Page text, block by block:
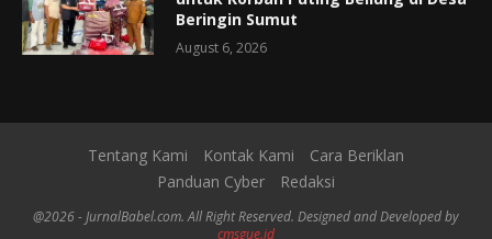
Beringin Sumut
August 6, 2026
Tentang Kami Kontak Kami
Cara Beriklan
Panduan Cyber
Redaksi
@2026 - JurnalBabel.com. All Right Reserved. Designed and Developed by
cmsgue.id